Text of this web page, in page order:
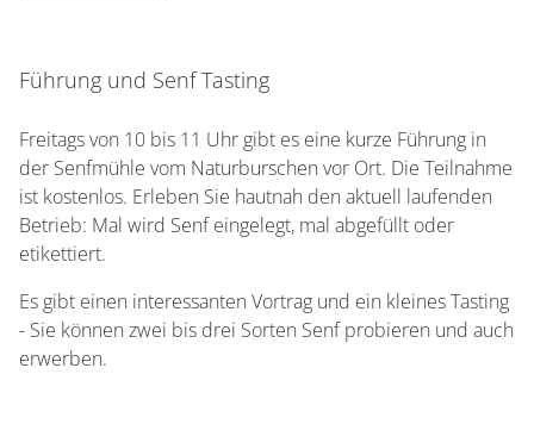
Führung und Senf Tasting
Freitags von 10 bis 11 Uhr gibt es eine kurze Führung in
der Senfmühle vom Naturburschen vor Ort. Die Teilnahme
ist kostenlos. Erleben Sie hautnah den aktuell laufenden
Betrieb: Mal wird Senf eingelegt, mal abgefüllt oder
etikettiert.
Es gibt einen interessanten Vortrag und ein kleines Tasting
- Sie können zwei bis drei Sorten Senf probieren und auch
erwerben.